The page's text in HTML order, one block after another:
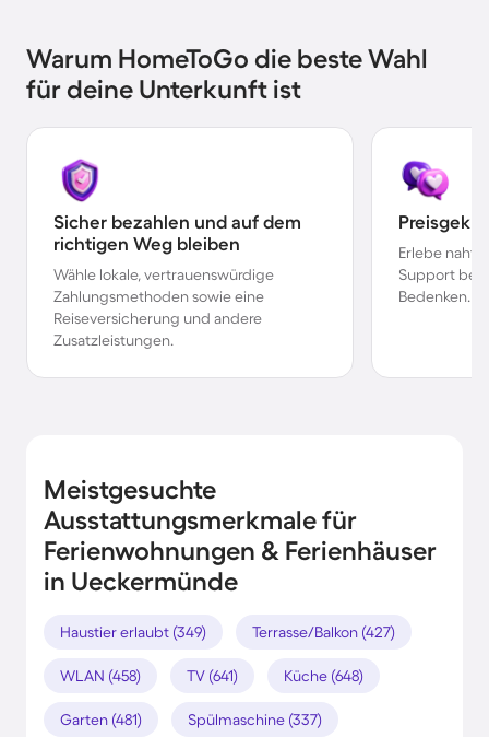
Warum HomeToGo die beste Wahl
für deine Unterkunft ist
Sicher bezahlen und auf dem
richtigen Weg bleiben
Wähle lokale, vertrauenswürdige
Zahlungsmethoden sowie eine
Reiseversicherung und andere
Zusatzleistungen.
Erlebe
Support bei
Bedenken.
Meistgesuchte
Ausstattungsmerkmale für
Ferienwohnungen & Ferienhäuser
in Ueckermünde
Haustier erlaubt (349) Terrasse/Balkon (427)
WLAN (458) TV (641) Küche (648)
Garten (481) Spülmaschine (337)